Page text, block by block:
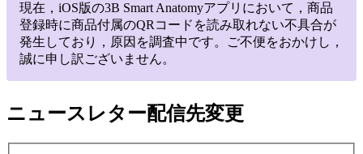
現在，iOS版の3B Smart Anatomyアプリにおいて，商品
登録時に商品付属のQRコードを読み取れない不具合が
発生しており，原因を調査中です。ご不便をおかけし，
誠に申し訳ございません。
ニュースレター配信先変更